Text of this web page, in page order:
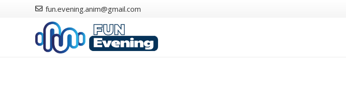
fun.evening.anim@gmail.com